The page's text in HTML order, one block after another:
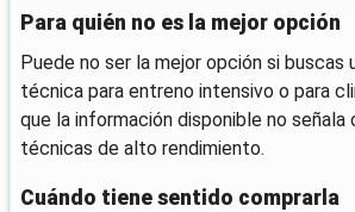
Para quién no es la mejor opción
Puede no ser la mejor opción si buscas
técnica para entreno intensivo o para
que la información disponible no
técnicas de alto rendimiento.
Cuándo tiene sentido comprarla